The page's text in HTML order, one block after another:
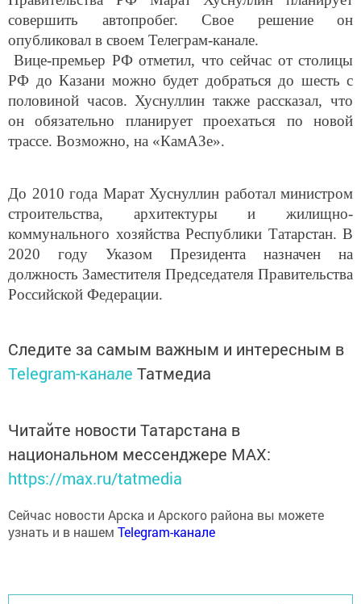
опубликовал в своем Телеграм-канале.
Вице-премьер РФ отметил, что сейчас от столицы
РФ до Казани можно будет добраться до шесть с
половиной часов. Хуснуллин также рассказал, что
он обязательно планирует проехаться по новой
трассе. Возможно, на «КамАЗе».
строительства, архитектуры и жилищно-
коммунального хозяйства Республики Татарстан. В
2020 году Указом Президента назначен на
должность Заместителя Председателя Правительства
Российской Федерации.
Telegram-каналеТатмедиа
национальном мессенджере MАХ:
https://max.ru/tatmedia
узнать и в нашемTelegram-канале
Перейти на страницу новости